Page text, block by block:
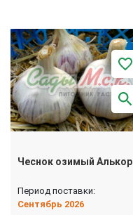
Чеснок озимый Алькор
Период поставки:
Сентябрь 2026